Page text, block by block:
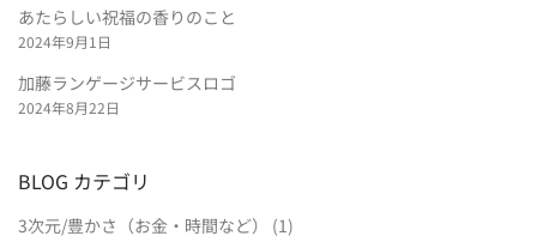
あたらしい祝福の香りのこと
2024年9月1日
加藤ランゲージサービスロゴ
2024年8月22日
BLOG カテゴリ
3次元/豊かさ（お金・時間など）
(1)